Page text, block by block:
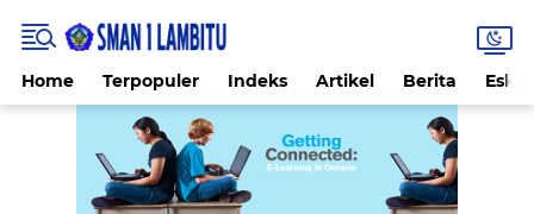
Home Terpopuler Indeks Artikel Berita Eskul